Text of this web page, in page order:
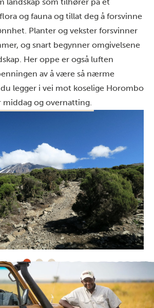
og fauna og tillat deg å forsvinne
Planter og vekster forsvinner
og snart begynner omgivelsene
Her oppe er også luften
av å være så nærme
legger i vei mot koselige Horombo
og overnatting.